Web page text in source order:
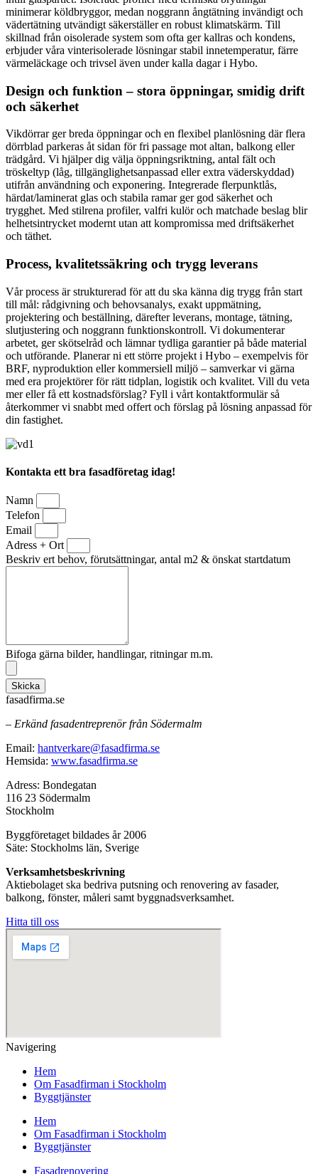
minimerar köldbryggor, medan noggrann ångtätning invändigt och
vädertätning utvändigt säkerställer en robust klimatskärm. Till
skillnad från oisolerade system som ofta ger kallras och kondens,
erbjuder våra vinterisolerade lösningar stabil innetemperatur, färre
värmeläckage och trivsel även under kalla dagar i Hybo.
Design och funktion – stora öppningar, smidig drift
och säkerhet
Vikdörrar ger breda öppningar och en flexibel planlösning där flera
dörrblad parkeras åt sidan för fri passage mot altan, balkong eller
trädgård. Vi hjälper dig välja öppningsriktning, antal fält och
tröskeltyp (låg, tillgänglighetsanpassad eller extra väderskyddad)
utifrån användning och exponering. Integrerade flerpunktlås,
härdat/laminerat glas och stabila ramar ger god säkerhet och
trygghet. Med stilrena profiler, valfri kulör och matchade beslag blir
helhetsintrycket modernt utan att kompromissa med driftsäkerhet
och täthet.
Process, kvalitetssäkring och trygg leverans
Vår process är strukturerad för att du ska känna dig trygg från start
till mål: rådgivning och behovsanalys, exakt uppmätning,
projektering och beställning, därefter leverans, montage, tätning,
slutjustering och noggrann funktionskontroll. Vi dokumenterar
arbetet, ger skötselråd och lämnar tydliga garantier på både material
och utförande. Planerar ni ett större projekt i Hybo – exempelvis för
BRF, nyproduktion eller kommersiell miljö – samverkar vi gärna
med era projektörer för rätt tidplan, logistik och kvalitet. Vill du veta
mer eller få ett kostnadsförslag? Fyll i vårt kontaktformulär så
återkommer vi snabbt med offert och förslag på lösning anpassad för
din fastighet.
Kontakta ett bra fasadföretag idag!
Namn
Telefon
Email
Adress + Ort
Beskriv ert behov, förutsättningar, antal m2 & önskat startdatum
Bifoga gärna bilder, handlingar, ritningar m.m.
Skicka
fasadfirma.se
– Erkänd fasadentreprenör från Södermalm
Email: hantverkare@fasadfirma.se
Hemsida: www.fasadfirma.se
Adress: Bondegatan
116 23 Södermalm
Stockholm
Byggföretaget bildades år 2006
Säte: Stockholms län, Sverige
Verksamhetsbeskrivning
Aktiebolaget ska bedriva putsning och renovering av fasader,
balkong, fönster, måleri samt byggnadsverksamhet.
Hitta till oss
Navigering
Hem
Om Fasadfirman i Stockholm
Byggtjänster
Hem
Om Fasadfirman i Stockholm
Byggtjänster
Fasadrenovering